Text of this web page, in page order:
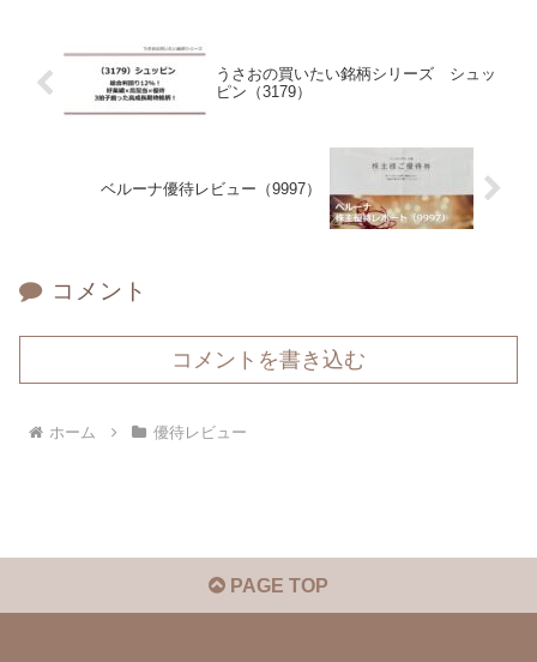
うさおの買いたい銘柄シリーズ シュッ
ピン（3179）
ベルーナ優待レビュー（9997）
コメント
コメントを書き込む
ホーム 優待レビュー
PAGE TOP